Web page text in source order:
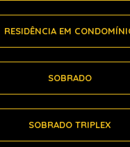
RESIDÊNCIA EM
SOBRADO
SOBRADO TRIPLEX